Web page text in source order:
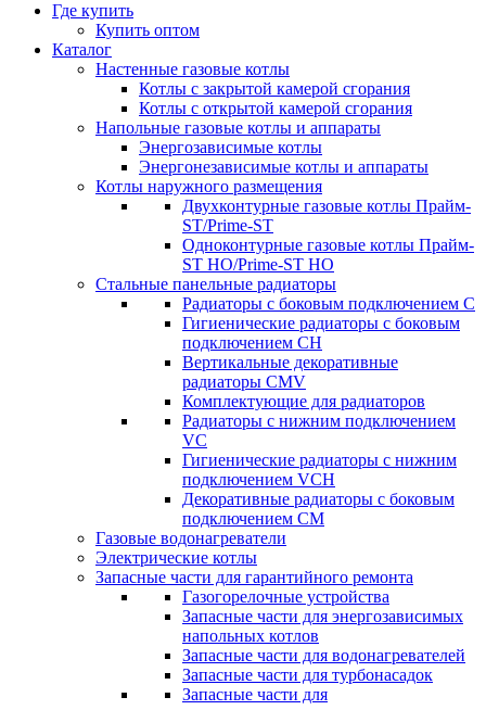
Где купить
Купить оптом
Каталог
Настенные газовые котлы
Котлы с закрытой камерой сгорания
Котлы с открытой камерой сгорания
Напольные газовые котлы и аппараты
Энергозависимые котлы
Энергонезависимые котлы и аппараты
Котлы наружного размещения
Двухконтурные газовые котлы Прайм-
ST/Prime-ST
Одноконтурные газовые котлы Прайм-
ST HO/Prime-ST HO
Стальные панельные радиаторы
Радиаторы c боковым подключением C
Гигиенические радиаторы c боковым
подключением CH
Вертикальные декоративные
радиаторы CMV
Комплектующие для радиаторов
Радиаторы c нижним подключением
VC
Гигиенические радиаторы c нижним
подключением VCH
Декоративные радиаторы с боковым
подключением CM
Газовые водонагреватели
Электрические котлы
Запасные части для гарантийного ремонта
Газогорелочные устройства
Запасные части для энергозависимых
напольных котлов
Запасные части для водонагревателей
Запасные части для турбонасадок
Запасные части для